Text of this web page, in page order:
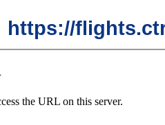
https://